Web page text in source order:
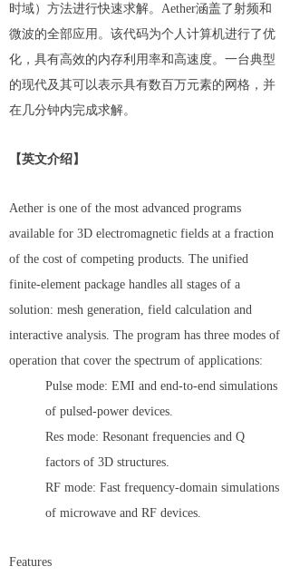
时域）方法进行快速求解。Aether涵盖了射频和
微波的全部应用。该代码为个人计算机进行了优
化，具有高效的内存利用率和高速度。一台典型
的现代及其可以表示具有数百万元素的网格，并
在几分钟内完成求解。
【英文介绍】
Aether is one of the most advanced programs
available for 3D electromagnetic fields at a fraction
of the cost of competing products. The unified
finite-element package handles all stages of a
solution: mesh generation, field calculation and
interactive analysis. The program has three modes of
operation that cover the spectrum of applications:
Pulse mode: EMI and end-to-end simulations
of pulsed-power devices.
Res mode: Resonant frequencies and Q
factors of 3D structures.
RF mode: Fast frequency-domain simulations
of microwave and RF devices.
Features